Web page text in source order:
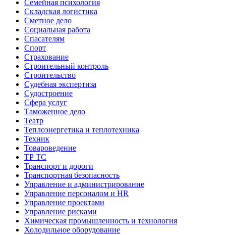
Семейная психология
Складская логистика
Сметное дело
Социальная работа
Спасателям
Спорт
Страхование
Строительный контроль
Строительство
Судебная экспертиза
Судостроение
Сфера услуг
Таможенное дело
Театр
Теплоэнергетика и теплотехника
Техник
Товароведение
ТР ТС
Транспорт и дороги
Транспортная безопасность
Управление и администрирование
Управление персоналом и HR
Управление проектами
Управление рисками
Химическая промышленность и технология
Холодильное оборудование